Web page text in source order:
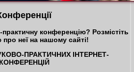
конференцію? Розмістіть
про неї на нашому сайті!
ПРАКТИЧНИХ ІНТЕРНЕТ-
КОНФЕРЕНЦІЙ